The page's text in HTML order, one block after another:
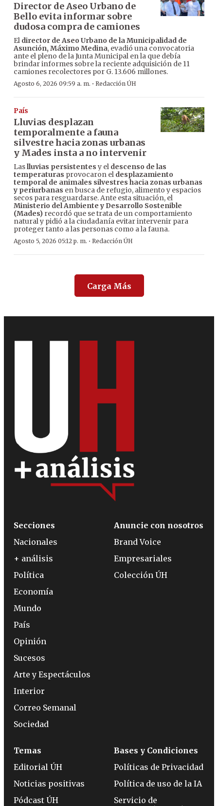
Director de Aseo Urbano de
Bello evita informar sobre
dudosa compra de camiones
El director de Aseo Urbano de la Municipalidad de
Asunción, Máximo Medina, evadió una convocatoria
ante el pleno de la Junta Municipal en la que debía
brindar informes sobre la reciente adquisición de 11
camiones recolectores por G. 13.606 millones.
Agosto 6, 2026 09:59 a. m. · Redacción ÚH
País
Lluvias desplazan
temporalmente a fauna
silvestre hacia zonas urbanas
y Mades insta a no intervenir
Laslluvias persistentes y el descenso de las
temperaturas provocaron el desplazamiento
temporal de animales silvestres hacia zonas urbanas
y periurbanas en busca de refugio, alimento y espacios
secos para resguardarse. Ante esta situación, el
Ministerio del Ambiente y Desarrollo Sostenible
(Mades) recordó que se trata de un comportamiento
natural y pidió a la ciudadanía evitar intervenir para
proteger tanto a las personas como a la fauna.
Agosto 5, 2026 05:12 p. m. · Redacción ÚH
Carga Más
Secciones
Nacionales
+ análisis
Política
Economía
Mundo
País
Opinión
Sucesos
Arte y Espectáculos
Interior
Correo Semanal
Sociedad
Anuncie con nosotros
Brand Voice
Empresariales
Colección ÚH
Temas
Editorial ÚH
Noticias positivas
Pódcast ÚH
Bases y Condiciones
Políticas de Privacidad
Política de uso de la IA
Servicio de